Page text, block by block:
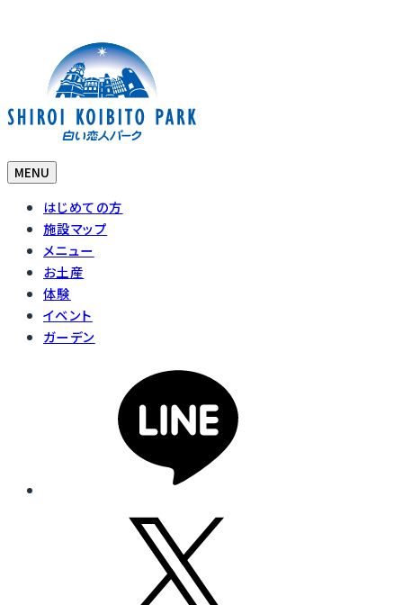
MENU
はじめての方
施設マップ
メニュー
お土産
体験
イベント
ガーデン